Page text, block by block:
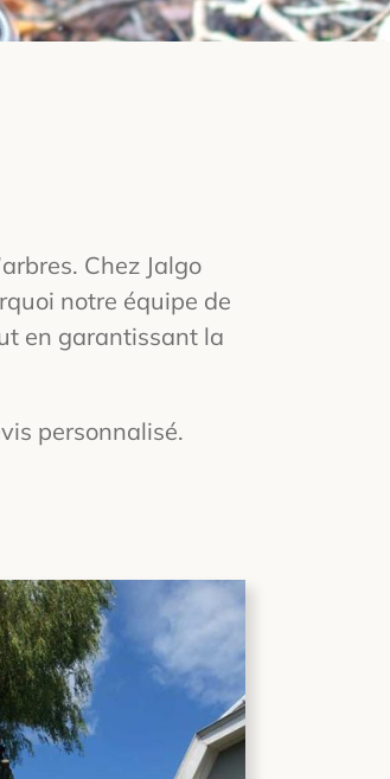
Chez Jalgo
notre équipe de
en garantissant la
personnalisé.